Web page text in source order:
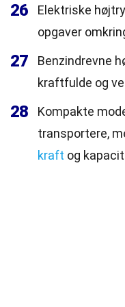
26
Elektriske
opgaver
27
Benzindrevne
kraftfulde og
28
Kompakte
transportere,
kraft og